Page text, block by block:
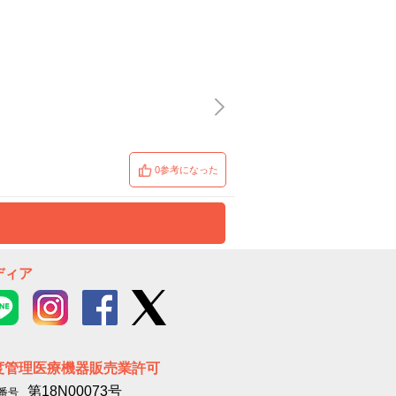
0参考になった
ィア
管理医療機器販売業許可
号 第18N00073号